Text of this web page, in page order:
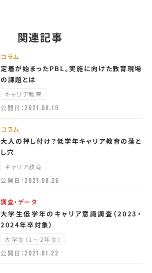
関連記事
コラム
定着が始まったPBL。実施に向けた教育現場
の課題とは
キャリア教育
公開日：2021.08.19
コラム
大人の押し付け？低学年キャリア教育の落と
し穴
キャリア教育
公開日：2021.08.26
調査・データ
大学生低学年のキャリア意識調査（2023・
2024年卒対象）
大学生（1～2年生）
公開日：2021.01.22